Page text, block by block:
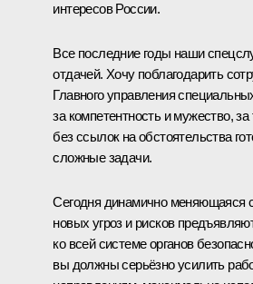
интересов России.
Все последние годы наши
отдачей. Хочу поблагодарить
Главного управления
за компетентность и мужество,
без ссылок на обстоятельства
сложные задачи.
Сегодня динамично меняющаяся
новых угроз и рисков
ко всей системе органов
вы должны серьёзно усилить